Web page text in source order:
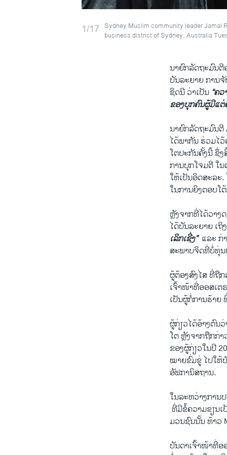
1/17 Sydney Muslim community leader Jamal
business district of Sydney, Australia
ນາຍົກລັດຖະມົນຕີ
ບັນ​ລະ​ຍາຍ ການ​
ຊິດ​ນີ ວ່າ​ເປັນ “ຄ
ຂອງບຸກຄົນຜູ້​ມີ​ແຕ່
ນາຍົກລັດຖະມົນຕີ
ໄດ້​ພາກັນ ຮ່ວມ​ໄ
ໂຕ​ປະກັນ​ຄັ້ງນີ້ ຊຶ່
ການ​ບຸກໂຈມຕີ ​ໃ
ໃຫ້​ເປັນ​ອິດ​ສະລະ
ໃນ​ການ​ຍິງ​ຕອບ​ໂ
ຫຼັງຈາກ​ທີ່​ໄດ້​ວາງ​
ໄດ້​ບັນ​ລະ​ຍາຍ ​ເ
ເລິກ​ເຊີ່ງ”ແລະ ກ່
ສະພາບ​ຈິດ​ທີ່​ບໍ່​ທຸ່
ຜູ້​ຕ້ອງ​ສົງ​ໄສ ທີ່​ຖືກ​
ເຈົ້າໜ້າ​ທີ່​ອອສ​ເຕ
ເປັນຜູ້​ກໍ່​ການ​ຮ້າຍ
ຜູ້ກ່ຽວ​ໄດ້​ອ້າງ​ຕົນ​
ໂຕ ຫຼັງຈາກຖືກ​ກ່
ຂອງ​ຜູ້ກ່ຽວໃນປີ
ໝາຍຂົ່ມຂູ່ ໄປໃຫ້
ອັຟກາ​ນິສຖານ.
ໃນ​ລະຫວ່າງ​ການ
ທີ່​ມີ​ຂໍ້ຄວາມ​ຂຽນ​
ມວນຊົນນັ້ນ ທ້າວ
ບັນດາ​ເຈົ້າໜ້າ​ທີ່​ອ